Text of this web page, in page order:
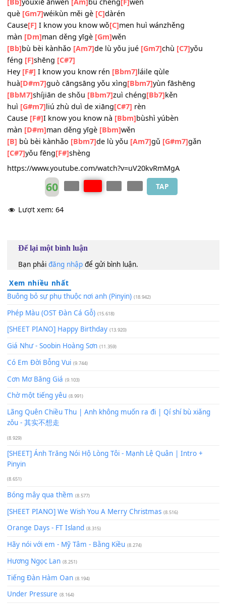
[BbM7]dà shìjiè bù xiǎnyǎn[F]de wǒmen
[Gm7]tànxún[C]zhe zuì qìhé[F]de línghún
[BbM7]jīhū huā guāng niánqīng
cái liǎo[Gm7]jiě[G]xìngfú shì shuāng[C]rèn
Hey[F]I know you know zuì
shēng[Dm]sè quǎnmǎ rènào[Am]zhe kōngchéng
[Bb]yǒuxiē ānwěn[Am]bù chéng[F]wén
què[Gm7]wéikùn měi gè[C]dàrén
Cause[F]I know you know wǒ[C] men huì wánzhěng
màn[Dm] man děng yīgè[Gm]wěn
[Bb]bù bèi kànhǎo[Am7] de lù yǒu jué[Gm7]chù[C7]
féng[F]shēng[C#7]
Hey
[F#] I know you know rén [Bbm7] láile qùle
[D#m7]guò cāngsāng yǒu xìng [Bbm7]yùn fāshēng
shíjiān de shǒu [Bbm7] zuì chéng[Bb7]
Cause[F#]I know you know nà
[C#7]yǒu fēng[F#]shèng
https://www.youtube.com/watch?v=uV20kvRmMgA
60
Lượt xem: 64
Để lại một bình luận
Bạn phảiđăng nhập
Xem nhiều nhất
Buông bỏ sự phụ thuộc nơi anh (Pinyin) (18.942)
[SHEET PIANO] Happy Birthday (13.920)
Giá Như - Soobin Hoàng Sơn
Chờ một tiếng yêu (8.991)
Lãng Quên Chiều Thu | Anh không muốn ra đi | Qí shí bù
Pinyin